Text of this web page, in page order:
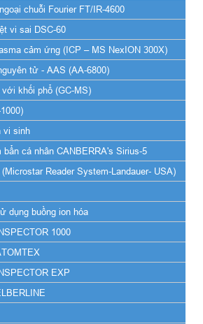
chuỗi Fourier FT/IR-4600
vi sai DSC-60
cảm ứng (ICP – MS NexION 300X)
tử - AAS (AA-6800)
khối phổ (GC-MS)
vi sinh
cá nhân CANBERRA's Sirius-5
Reader System-Landauer- USA)
dụng buồng ion hóa
1000
EXP